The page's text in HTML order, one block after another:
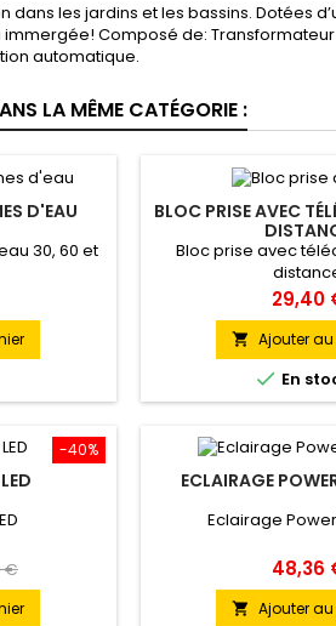
dans les jardins et les bassins. Dotées
Composé de:
automatique.
LA MÊME CATÉGORIE :
D'EAU
30, 60 et
BLOC PRISE AVEC
Bloc prise avec
Prix
29,40
 Ajouter
 En
-40%
€
ECLAIRAGE
Eclairage
Prix
48,36
 Ajouter